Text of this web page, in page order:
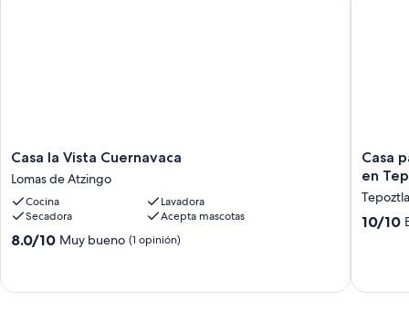
Casa
la
Vista
Cuernavaca
Lomas
de
Casa la Vista Cuernavaca
Lomas de Atzingo
Cocina
Lavadora
Secadora
Acepta mascotas
8.0
Muy
8.0/10 Muy bueno (1 opinión)
Casa
para
11
Casa
en
10.0
10/10